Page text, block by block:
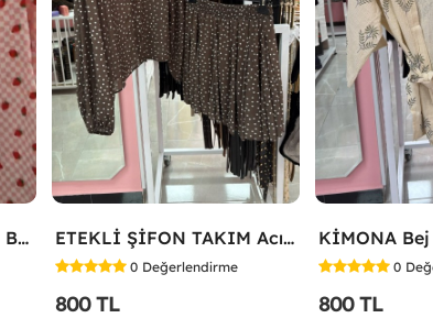
ÇİLEK BASKILI ELBİSE Bej ETEKLİ ŞİFON TAKIM Acı Kahve
0 Değerlendirme
800 TL
KİMONA Bej
0
800 TL